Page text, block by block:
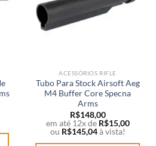
ACESSÓRIOS RIFLE
Tubo Para Stock Airsoft Aeg
M4 Buffer Core Specna
Arms
R$148,00
em até 12x de R$15,00
ou R$145,04 à vista!